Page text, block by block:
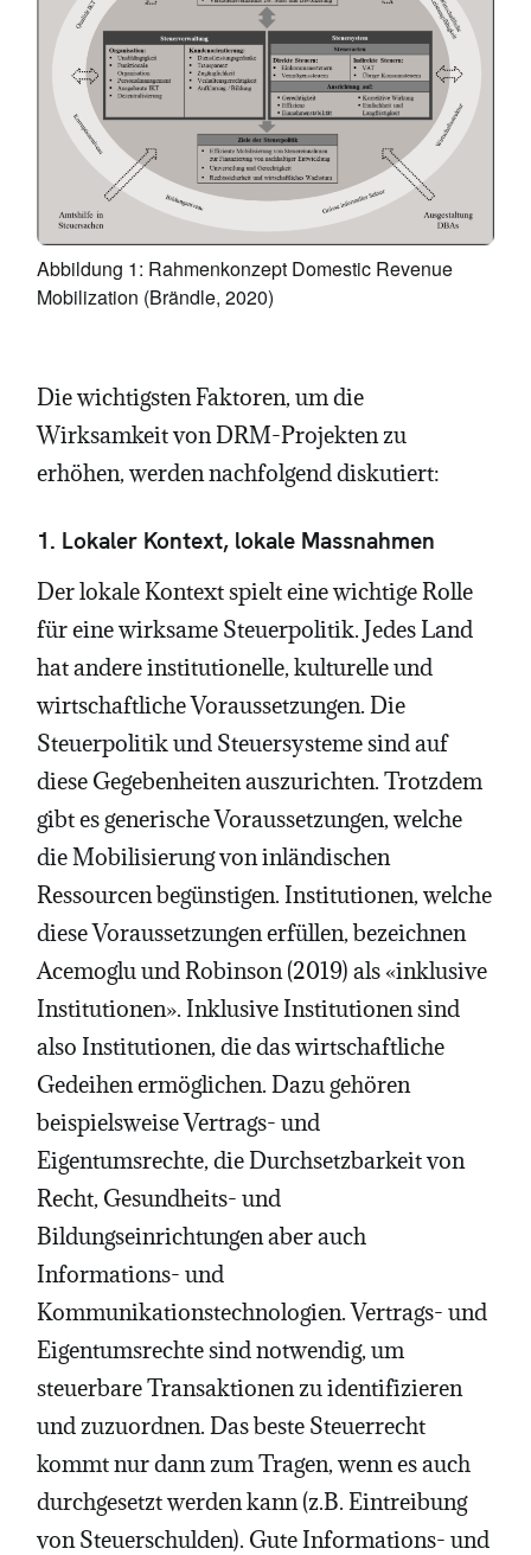
Abbildung 1: Rahmenkonzept Domestic Revenue
Mobilization (Brändle, 2020)
Die wichtigsten Faktoren, um die
Wirksamkeit von DRM-Projekten zu
erhöhen, werden nachfolgend diskutiert:
1. Lokaler Kontext, lokale Massnahmen
Der lokale Kontext spielt eine wichtige Rolle
für eine wirksame Steuerpolitik. Jedes Land
hat andere institutionelle, kulturelle und
wirtschaftliche Voraussetzungen. Die
Steuerpolitik und Steuersysteme sind auf
diese Gegebenheiten auszurichten. Trotzdem
gibt es generische Voraussetzungen, welche
die Mobilisierung von inländischen
Ressourcen begünstigen. Institutionen, welche
diese Voraussetzungen erfüllen, bezeichnen
Acemoglu und Robinson (2019) als «inklusive
Institutionen». Inklusive Institutionen sind
also Institutionen, die das wirtschaftliche
Gedeihen ermöglichen. Dazu gehören
beispielsweise Vertrags- und
Eigentumsrechte, die Durchsetzbarkeit von
Recht, Gesundheits- und
Bildungseinrichtungen aber auch
Informations- und
Kommunikationstechnologien. Vertrags- und
Eigentumsrechte sind notwendig, um
steuerbare Transaktionen zu identifizieren
und zuzuordnen. Das beste Steuerrecht
kommt nur dann zum Tragen, wenn es auch
durchgesetzt werden kann (z.B. Eintreibung
von Steuerschulden). Gute Informations- und